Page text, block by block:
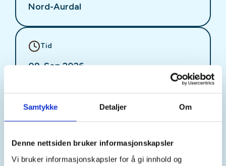
Samtykke Detaljer Om
Denne nettsiden bruker informasjonskapsler
Vi bruker informasjonskapsler for å gi innhold og
Nord-Aurdal
Tid
09. Sep 2026
Arrangør
DNT Valdres